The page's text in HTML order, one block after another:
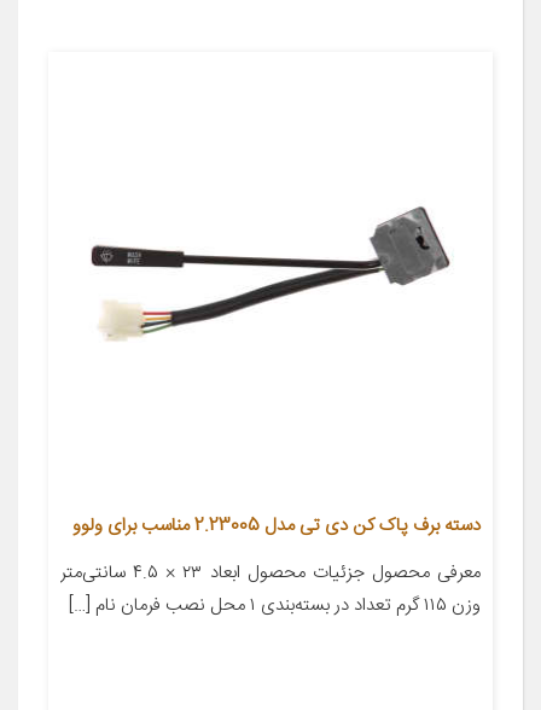
دسته برف پاک کن دی تی مدل 2.23005 مناسب برای ولوو
معرفی محصول جزئیات محصول ابعاد ۲۳ × ۴.۵ سانتی‌متر
وزن ۱۱۵ گرم تعداد در بسته‌بندی ۱ محل نصب فرمان نام […]